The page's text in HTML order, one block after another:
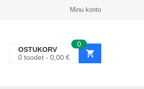
Minu konto
0
OSTUKORV
0 toodet 0,00 €